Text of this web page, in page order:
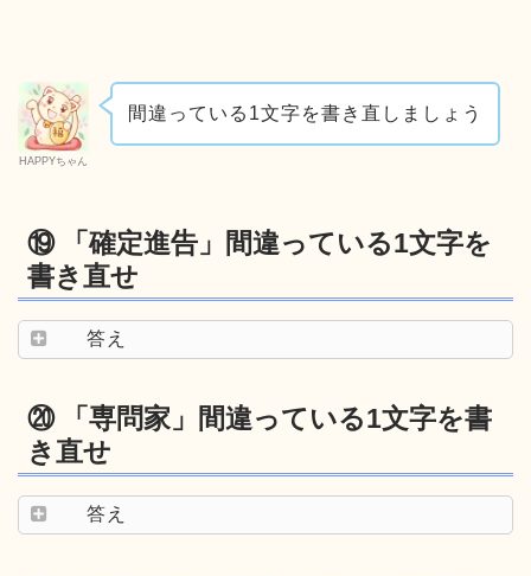
HAPPYちゃん
間違っている1文字を書き直しましょう
⑲ 「確定進告」間違っている1文字を
書き直せ
答え
⑳ 「専問家」間違っている1文字を書
き直せ
答え